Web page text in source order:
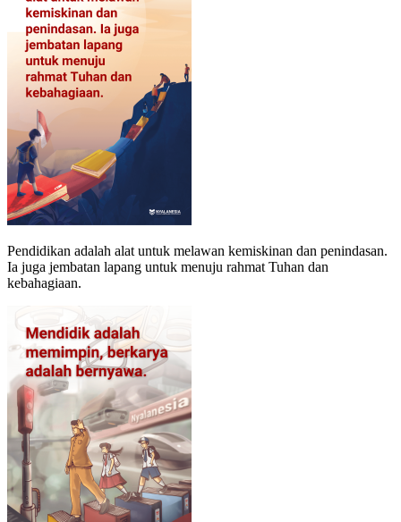
Pendidikan adalah alat untuk melawan kemiskinan dan penindasan.
Ia juga jembatan lapang untuk menuju rahmat Tuhan dan
kebahagiaan.